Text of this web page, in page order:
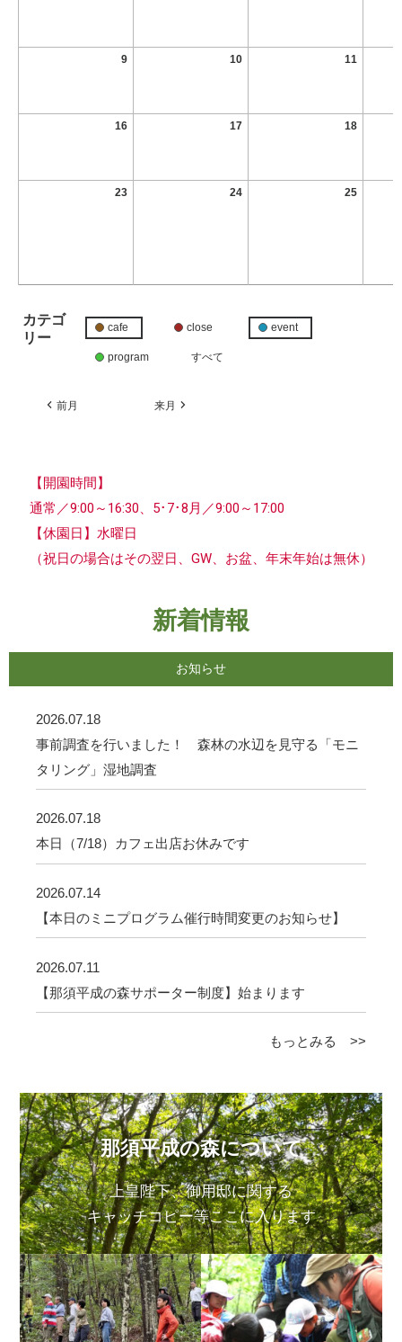
9 10 11
16 17 18
23 24 25
カテゴ
リー
cafe close event
program すべて
前月 来月
【開園時間】
通常／9:00～16:30、5･7･8月／9:00～17:00
【休園日】水曜日
（祝日の場合はその翌日、GW、お盆、年末年始は無休）
新着情報
お知らせ
2026.07.18
事前調査を行いました！ 森林の水辺を見守る「モニ
タリング」湿地調査
2026.07.18
本日（7/18）カフェ出店お休みです
2026.07.14
【本日のミニプログラム催行時間変更のお知らせ】
2026.07.11
【那須平成の森サポーター制度】始まります
もっとみる >>
那須平成の森について
上皇陛下、御用邸に関する
キャッチコピー等ここに入ります